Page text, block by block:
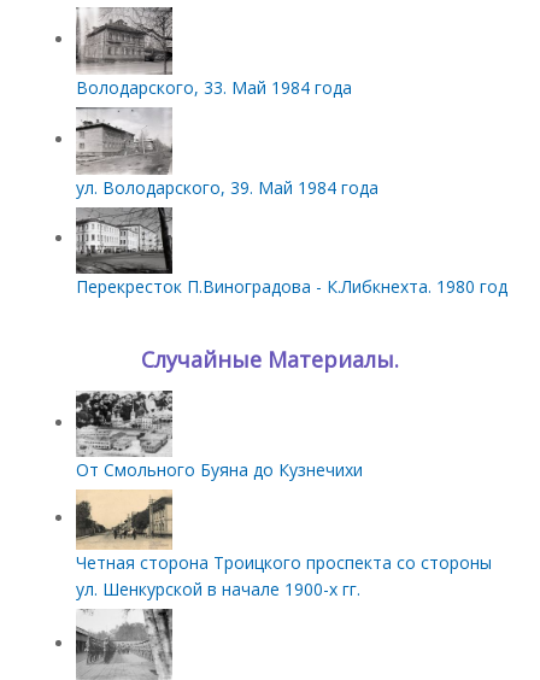
Володарского, 33. Май 1984 года
ул. Володарского, 39. Май 1984 года
Перекресток П.Виноградова - К.Либкнехта. 1980 год
Случайные Материалы.
От Смольного Буяна до Кузнечихи
Четная сторона Троицкого проспекта со стороны
ул. Шенкурской в начале 1900-х гг.